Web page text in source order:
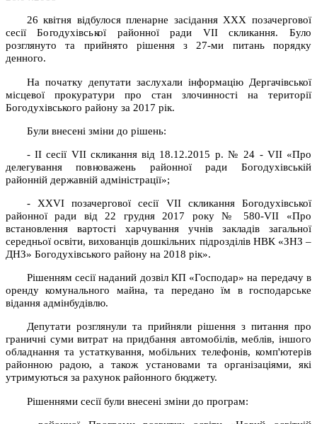
26 квітня відбулося пленарне засідання ХХХ позачергової
сесії Богодухівської районної ради VІІ скликання. Було
розглянуто та прийнято рішення з 27-ми питань порядку
денного.
На початку депутати заслухали інформацію Дергачівської
місцевої прокуратури про стан злочинності на території
Богодухівського району за 2017 рік.
Були внесені зміни до рішень:
- ІІ сесії VІІ скликання від 18.12.2015 р. № 24 - VІІ «Про
делегування повноважень районної ради Богодухівській
районній державній адміністрації»;
- ХХVІ позачергової сесії VІІ скликання Богодухівської
районної ради від 22 грудня 2017 року № 580-VІІ «Про
встановлення вартості харчування учнів закладів загальної
середньої освіти, вихованців дошкільних підрозділів НВК «ЗНЗ –
ДНЗ» Богодухівського району на 2018 рік».
Рішенням сесії наданий дозвіл КП «Господар» на передачу в
оренду комунального майна, та передано їм в господарське
відання адмінбудівлю.
Депутати розглянули та прийняли рішення з питання про
граничні суми витрат на придбання автомобілів, меблів, іншого
обладнання та устаткування, мобільних телефонів, комп'ютерів
районною радою, а також установами та організаціями, які
утримуються за рахунок районного бюджету.
Рішеннями сесії були внесені зміни до програм: